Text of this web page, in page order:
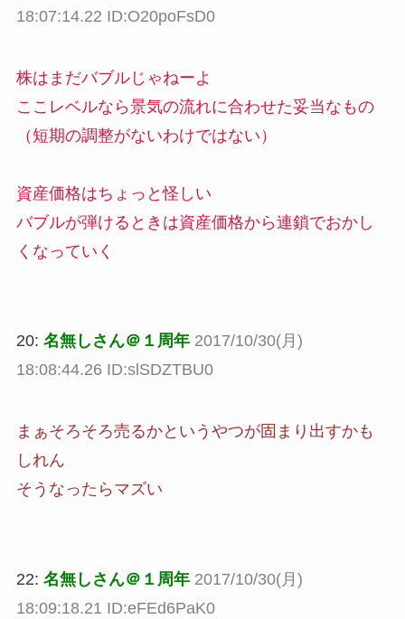
18:07:14.22 ID:O20poFsD0
株はまだバブルじゃねーよ
ここレベルなら景気の流れに合わせた妥当なもの
（短期の調整がないわけではない）
資産価格はちょっと怪しい
バブルが弾けるときは資産価格から連鎖でおかし
くなっていく
20: 名無しさん＠１周年 2017/10/30(月)
18:08:44.26 ID:slSDZTBU0
まぁそろそろ売るかというやつが固まり出すかも
しれん
そうなったらマズい
22: 名無しさん＠１周年 2017/10/30(月)
18:09:18.21 ID:eFEd6PaK0